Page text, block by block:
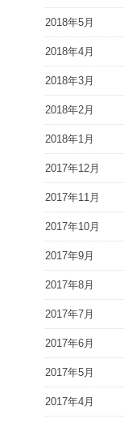
2018年5月
2018年4月
2018年3月
2018年2月
2018年1月
2017年12月
2017年11月
2017年10月
2017年9月
2017年8月
2017年7月
2017年6月
2017年5月
2017年4月